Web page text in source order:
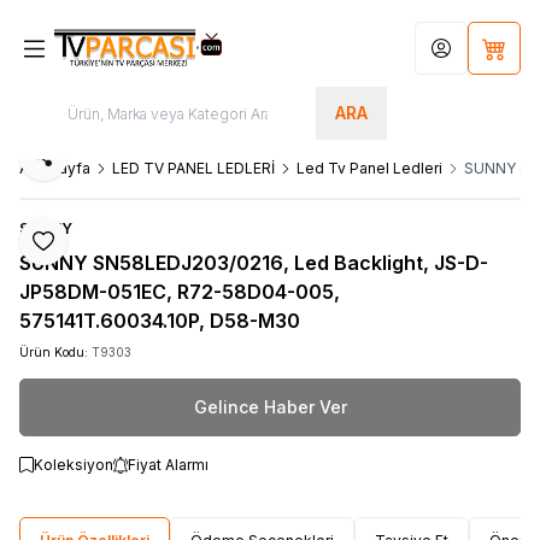
ARA
Hesabım
Ana Sayfa LED TV PANEL LEDLERİ Led Tv Panel Ledleri SUNNY
Favoriye Ekle
Paylaş
SUNNY
SUNNY SN58LEDJ203/0216, Led Backlight, JS-D-
JP58DM-051EC, R72-58D04-005,
575141T.60034.10P, D58-M30
Ürün Kodu: T9303
Gelince Haber Ver
Koleksiyon Fiyat Alarmı